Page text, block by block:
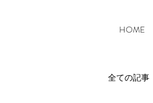
HOME
全ての記事